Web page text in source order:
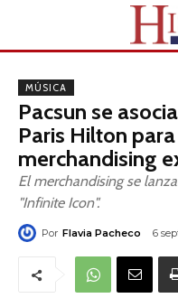
MÚSICA
Pacsun se
Paris Hilton
merchandising
El merchandising se
"Infinite Icon".
Por Flavia Pacheco 6